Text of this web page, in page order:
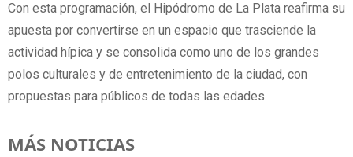
Con esta programación, el Hipódromo de La Plata reafirma su
apuesta por convertirse en un espacio que trasciende la
actividad hípica y se consolida como uno de los grandes
polos culturales y de entretenimiento de la ciudad, con
propuestas para públicos de todas las edades.
MÁS NOTICIAS